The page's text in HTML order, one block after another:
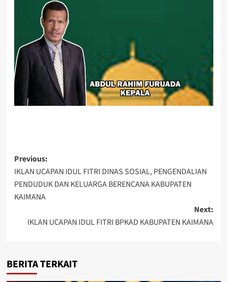
Post
navigation
Previous:
IKLAN UCAPAN IDUL FITRI DINAS SOSIAL, PENGENDALIAN
PENDUDUK DAN KELUARGA BERENCANA KABUPATEN
KAIMANA
Next:
IKLAN UCAPAN IDUL FITRI BPKAD KABUPATEN KAIMANA
BERITA TERKAIT